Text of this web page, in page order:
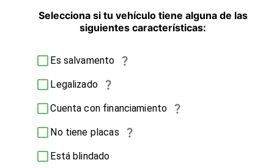
Selecciona si tu vehículo tiene alguna de las
siguientes características:
Es salvamento
Legalizado
Cuenta con financiamiento
No tiene placas
Está blindado